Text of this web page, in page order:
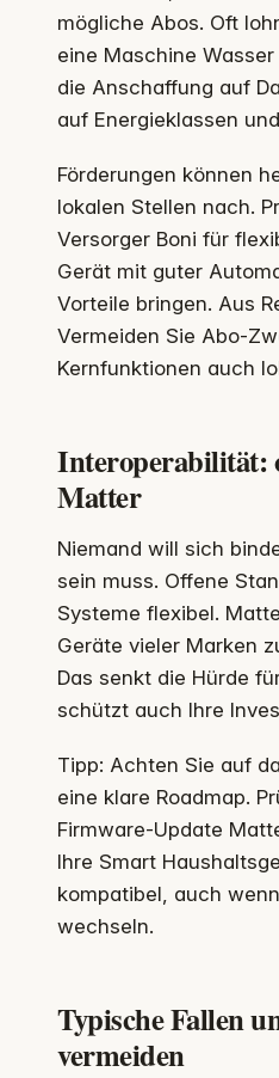
mögliche Abos. Oft
eine Maschine
die Anschaffung auf
auf Energieklassen
Förderungen können
lokalen Stellen nach.
Versorger Boni für
Gerät mit guter
Vorteile bringen. Aus
Vermeiden Sie Abo-
Kernfunktionen auch
Interoperabilität:
Matter
Niemand will sich
sein muss. Offene
Systeme flexibel.
Geräte vieler Marken
Das senkt die Hürde
schützt auch Ihre
Tipp: Achten Sie auf
eine klare Roadmap.
Firmware-Update
Ihre Smart
kompatibel, auch
wechseln.
Typische Fallen
vermeiden